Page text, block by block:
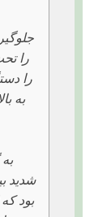
را
را
به
شدید
بود